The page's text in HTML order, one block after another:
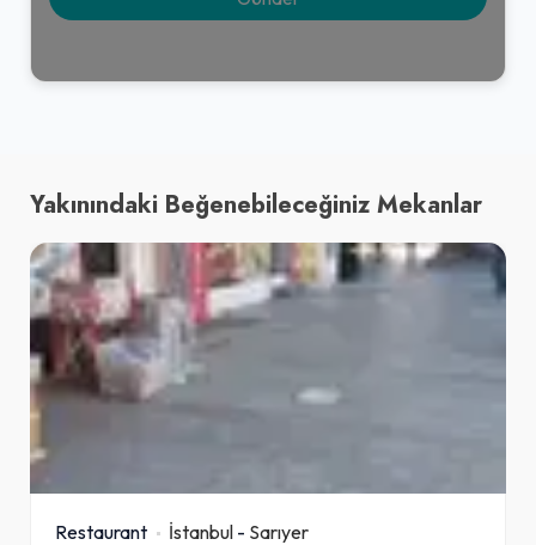
Yakınındaki Beğenebileceğiniz Mekanlar
Restaurant İstanbul - Sarıyer